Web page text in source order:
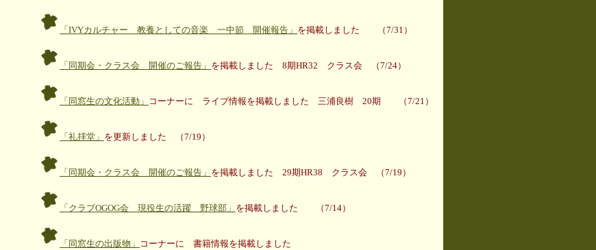
「IVYカルチャー 教養としての音楽 一中節 開催報告」 を掲載しました （7/31）
「同期会・クラス会 開催のご報告」 を掲載しました 8期HR32 クラス会 （7/24）
「同窓生の文化活動」 コーナーに ライブ情報を掲載しました 三浦良樹 20期 （7/21）
「礼拝堂」 を更新しました （7/19）
「同期会・クラス会 開催のご報告」 を掲載しました 29期HR38 クラス会 （7/19）
「クラブOGOG会 現役生の活躍 野球部」 を掲載しました （7/14）
「同窓生の出版物」 コーナーに 書籍情報を掲載しました